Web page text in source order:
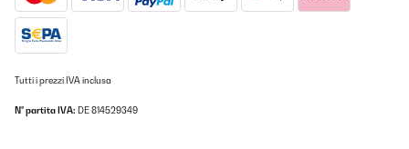
Tutti i prezzi IVA inclusa
N° partita IVA: DE 814529349